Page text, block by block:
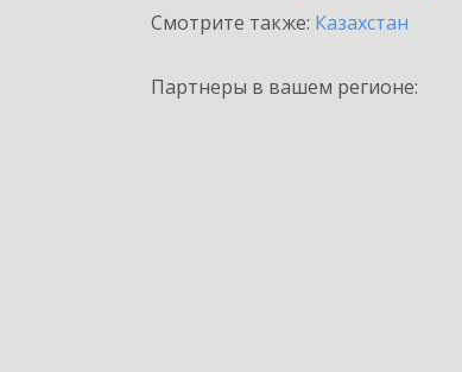
Смотрите также: Казахстан
Партнеры в вашем регионе: